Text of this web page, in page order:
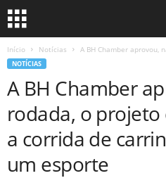
Início Notícias A BH Chamber aprovou,
NOTÍCIAS
A BH Chamber
rodada, o
a corrida de
um esporte